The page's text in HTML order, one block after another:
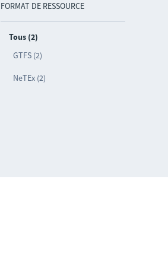
FORMAT DE RESSOURCE
Tous (2)
GTFS (2)
NeTEx (2)